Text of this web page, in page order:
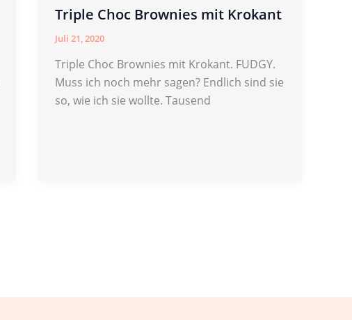
Triple Choc Brownies mit Krokant
Juli 21, 2020
Triple Choc Brownies mit Krokant. FUDGY.
Muss ich noch mehr sagen? Endlich sind sie
so, wie ich sie wollte. Tausend